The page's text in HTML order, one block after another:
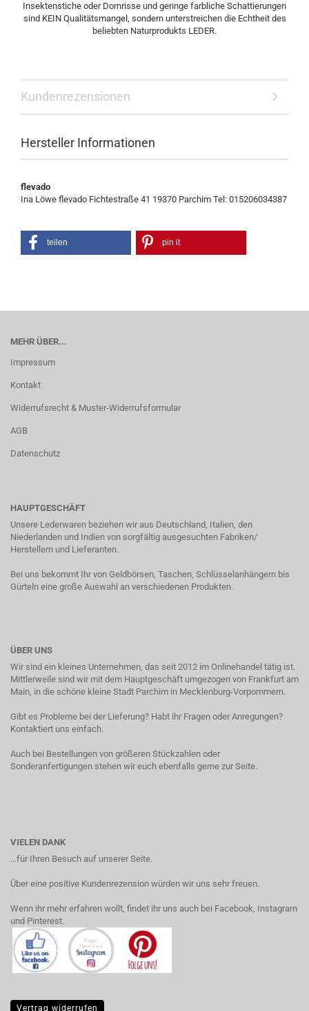
Insektenstiche oder Dornrisse und geringe farbliche Schattierungen
sind KEIN Qualitätsmangel, sondern unterstreichen die Echtheit des
beliebten Naturprodukts LEDER.
Kundenrezensionen
Hersteller Informationen
flevado
Ina Löwe flevado Fichtestraße 41 19370 Parchim Tel: 015206034387
teilen pin it
MEHR ÜBER...
Impressum
Kontakt
Widerrufsrecht & Muster-Widerrufsformular
AGB
Datenschutz
HAUPTGESCHÄFT
Unsere Lederwaren beziehen wir aus Deutschland, Italien, den
Niederlanden und Indien von sorgfältig ausgesuchten Fabriken/
Herstellern und Lieferanten.
Bei uns bekommt Ihr von Geldbörsen, Taschen, Schlüsselanhängern bis
Gürteln eine große Auswahl an verschiedenen Produkten.
ÜBER UNS
Wir sind ein kleines Unternehmen, das seit 2012 im Onlinehandel tätig ist.
Mittlerweile sind wir mit dem Hauptgeschäft umgezogen von Frankfurt am
Main, in die schöne kleine Stadt Parchim in Mecklenburg-Vorpommern.
Gibt es Probleme bei der Lieferung? Habt ihr Fragen oder Anregungen?
Kontaktiert uns einfach.
Auch bei Bestellungen von größeren Stückzahlen oder
Sonderanfertigungen stehen wir euch ebenfalls gerne zur Seite.
VIELEN DANK
...für Ihren Besuch auf unserer Seite.
Über eine positive Kundenrezension würden wir uns sehr freuen.
Wenn ihr mehr erfahren wollt, findet ihr uns auch bei Facebook, Instagram
und Pinterest.
Vertrag widerrufen